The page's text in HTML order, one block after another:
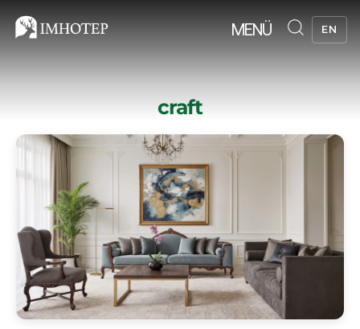
MENÜ EN
craft